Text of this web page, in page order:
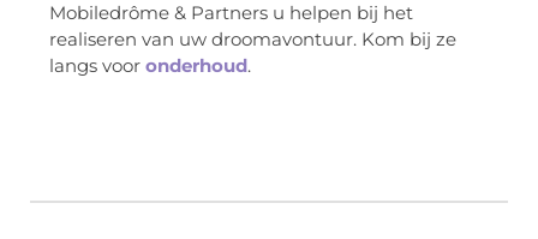
Mobiledrôme & Partners u helpen bij het
realiseren van uw droomavontuur. Kom bij ze
langs voor onderhoud.